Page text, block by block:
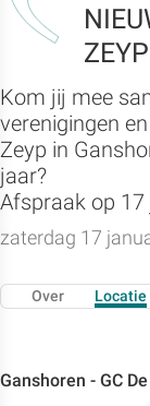
ZEYP
Kom jij mee
verenigingen
Zeyp in
jaar?
Afspraak op
zaterdag 17
Over Locatie
Ganshoren - GC